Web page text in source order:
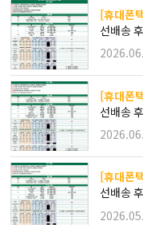
[휴대폰
선배송
[휴대폰
선배송
[휴대폰
선배송